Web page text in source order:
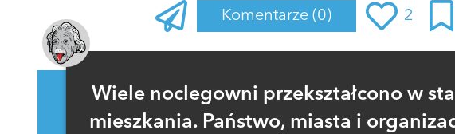
Komentarze (0) 2
Wiele noclegowni przekształcono w
mieszkania. Państwo, miasta i